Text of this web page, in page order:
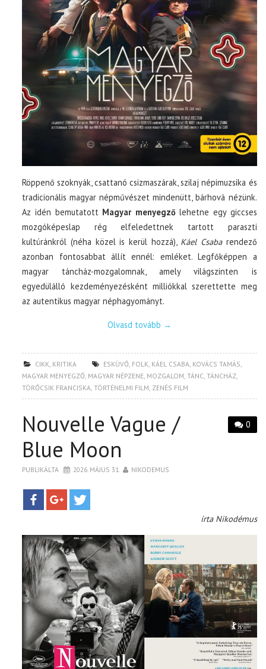
Röppenő szoknyák, csattanó csizmaszárak, szilaj népimuzsika és
tradicionális magyar népművészet mindenütt, bárhová nézünk.
Az idén bemutatott Magyar menyegzőlehetne egy giccses
mozgóképeslap rég elfeledettnek tartott paraszti
kultúránkról (néha közel is kerül hozzá), Káel Csabarendező
azonban fontosabbat állít ennél: emléket. Legfőképpen a
magyar táncház-mozgalomnak, amely világszinten is
egyedülálló kezdeményezésként milliókkal szerettette meg
az autentikus magyar néphagyományt.
Olvasd tovább →
CIKK, KRITIKA ESKÜVŐ, FOLK, KÁEL CSABA, KOVÁCS TAMÁS,
MAGYAR MENYEGZŐ, MAGYAR NÉPZENE, MOZGALOM,TÁNC,TÁNCHÁZ,
TÖRŐCSIK FRANCISKA,TÖRTÉNELMI FILM, ZENÉS FILM
0
Nouvelle Vague /
Blue Moon
PUBLIKÁLTA 2026. MÁJUS 31. NIKODEMUS
írta Nikodémus